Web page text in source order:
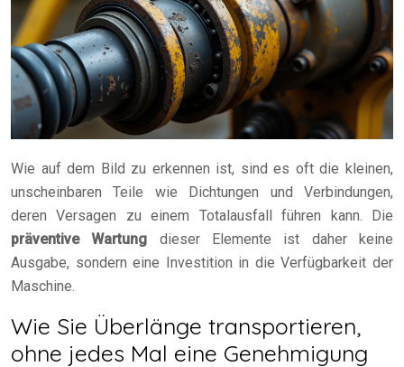
Wie auf dem Bild zu erkennen ist, sind es oft die kleinen,
unscheinbaren Teile wie Dichtungen und Verbindungen,
deren Versagen zu einem Totalausfall führen kann. Die
präventive Wartung dieser Elemente ist daher keine
Ausgabe, sondern eine Investition in die Verfügbarkeit der
Maschine.
Wie Sie Überlänge transportieren,
ohne jedes Mal eine Genehmigung